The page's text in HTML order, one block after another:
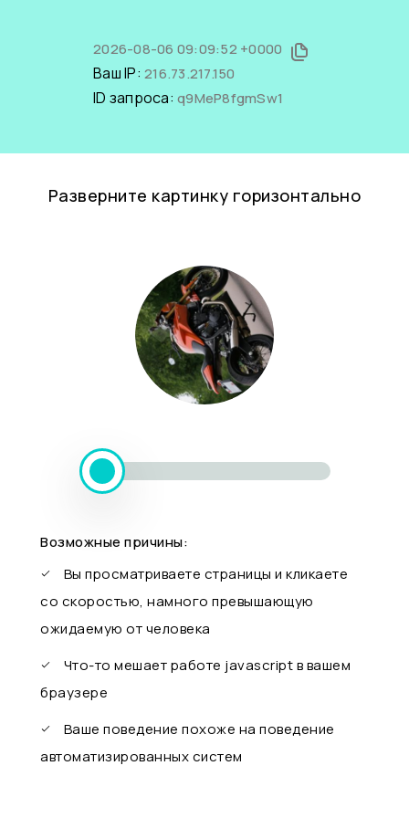
2026-08-06 09:09:52 +0000
Ваш IP: 216.73.217.150
ID запроса: q9MeP8fgmSw1
Разверните картинку горизонтально
Возможные причины:
Вы просматриваете страницы и кликаете
со скоростью, намного превышающую
ожидаемую от человека
Что-то мешает работе javascript в вашем
браузере
Ваше поведение похоже на поведение
автоматизированных систем